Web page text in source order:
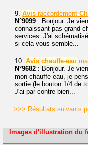
9. Avis raccordement
N°9099 : Bonjour. Je
connaissant pas grand
services. J'ai
si cela vous semble...
10. Avis chauffe-eau
N°9682 : Bonjour. Je
mon chauffe eau, je
sortie (le bouton 1/4 de
J'ai par contre bien...
>>> Résultats suivants
Images d'illustration du